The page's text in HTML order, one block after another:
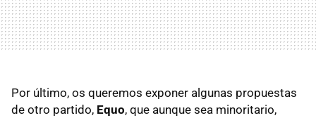
Por último, os queremos exponer algunas propuestas
de otro partido, Equo, que aunque sea minoritario,